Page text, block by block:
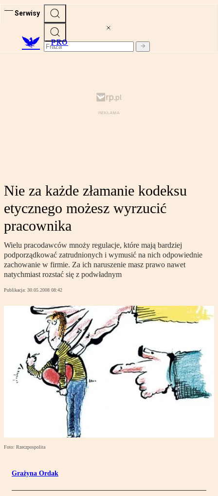
Serwisy
PRO
Nie za każde złamanie kodeksu
etycznego możesz wyrzucić
pracownika
Wielu pracodawców mnoży regulacje, które mają bardziej
podporządkować zatrudnionych i wymusić na nich odpowiednie
zachowanie w firmie. Za ich naruszenie masz prawo nawet
natychmiast rozstać się z podwładnym
Publikacja: 30.05.2008 08:42
Foto: Rzeczpospolita
Grażyna Ordak